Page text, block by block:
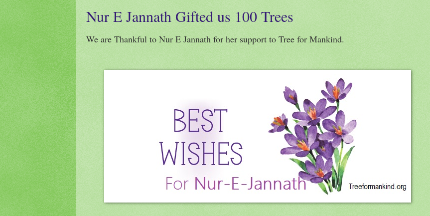
Nur E Jannath Gifted us 100 Trees
We are Thankful to Nur E Jannath for her support to Tree for Mankind.